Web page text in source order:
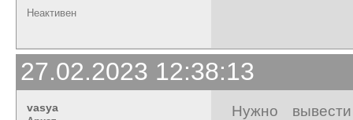
Неактивен
27.02.2023 12:38:13
vasya
Нужно